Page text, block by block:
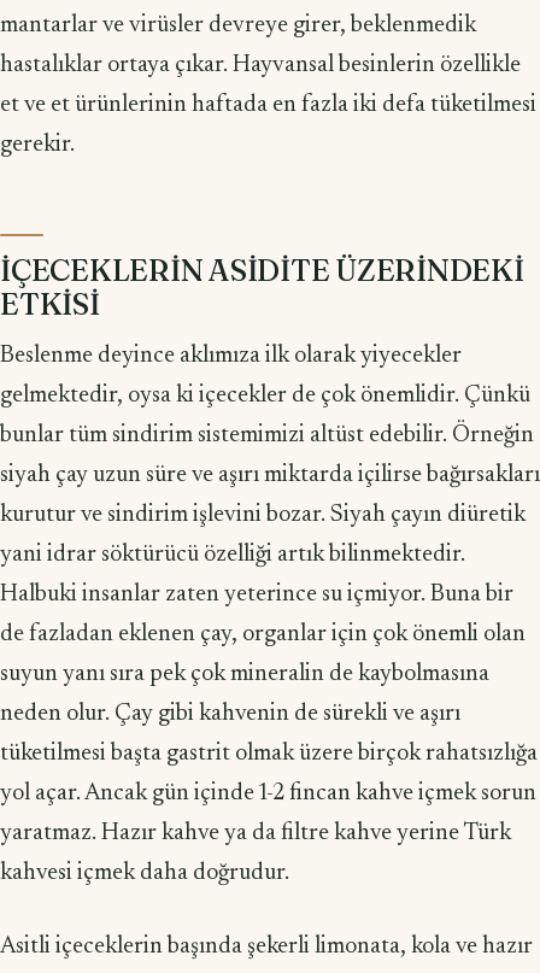
mantarlar ve virüsler devreye girer, beklenmedik
hastalıklar ortaya çıkar. Hayvansal besinlerin özellikle
et ve et ürünlerinin haftada en fazla iki defa tüketilmesi
gerekir.
İÇECEKLERİN ASİDİTE ÜZERİNDEKİ
ETKİSİ
Beslenme deyince aklımıza ilk olarak yiyecekler
gelmektedir, oysa ki içecekler de çok önemlidir. Çünkü
bunlar tüm sindirim sistemimizi altüst edebilir. Örneğin
siyah çay uzun süre ve aşırı miktarda içilirse bağırsakları
kurutur ve sindirim işlevini bozar. Siyah çayın diüretik
yani idrar söktürücü özelliği artık bilinmektedir.
Halbuki insanlar zaten yeterince su içmiyor. Buna bir
de fazladan eklenen çay, organlar için çok önemli olan
suyun yanı sıra pek çok mineralin de kaybolmasına
neden olur. Çay gibi kahvenin de sürekli ve aşırı
tüketilmesi başta gastrit olmak üzere birçok rahatsızlığa
yol açar. Ancak gün içinde 1-2 fincan kahve içmek sorun
yaratmaz. Hazır kahve ya da filtre kahve yerine Türk
kahvesi içmek daha doğrudur.
Asitli içeceklerin başında şekerli limonata, kola ve hazır